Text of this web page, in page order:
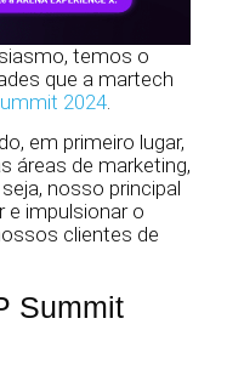
temos o
que a martech
2024.
em primeiro lugar,
áreas de marketing,
nosso principal
e impulsionar o
clientes de
Summit